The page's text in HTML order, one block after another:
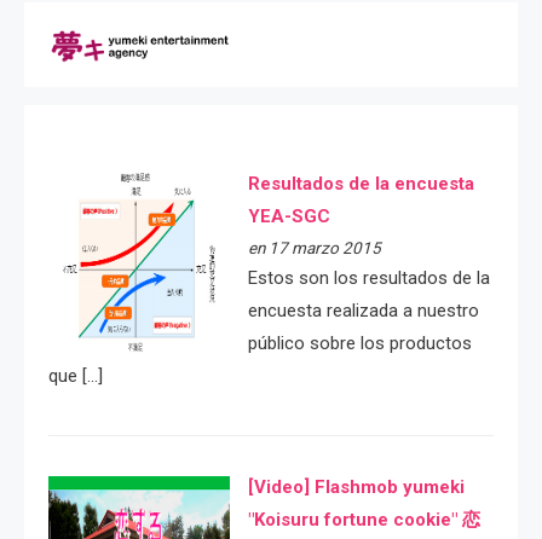
Resultados de la encuesta
YEA-SGC
en 17 marzo 2015
Estos son los resultados de la
encuesta realizada a nuestro
público sobre los productos
que […]
[Video] Flashmob yumeki
"Koisuru fortune cookie" 恋